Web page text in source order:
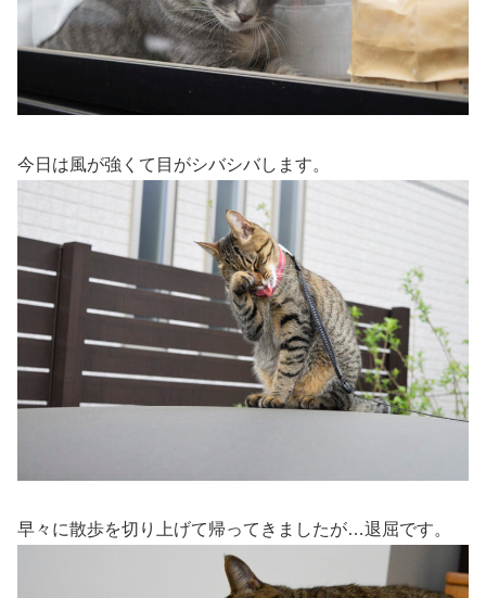
今日は風が強くて目がシバシバします。
早々に散歩を切り上げて帰ってきましたが…退屈です。